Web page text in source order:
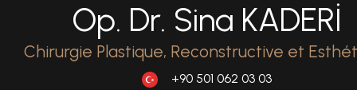
Op. Dr. Sina KADERİ
Chirurgie Plastique, Reconstructive et
+90 501 062 03 03